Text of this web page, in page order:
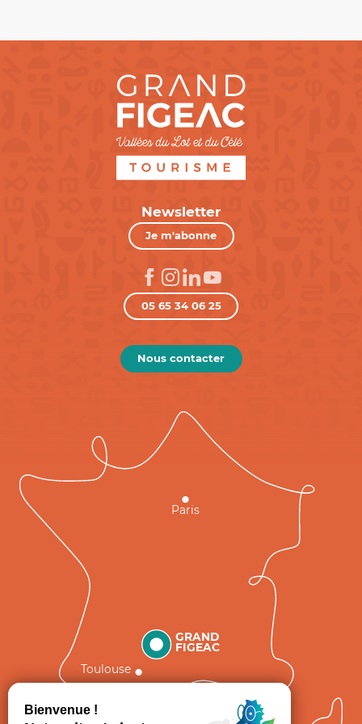
Newsletter
Je m'abonne
05 65 34 06 25
Nous contacter
GRAND
FIGEAC
Toulouse
Paris